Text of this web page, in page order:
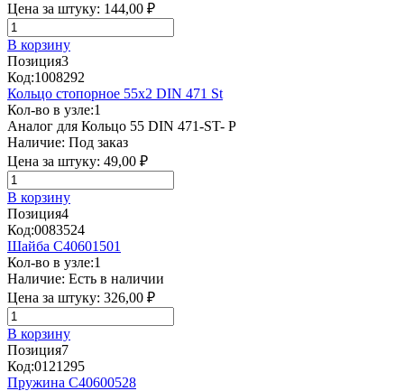
Цена за штуку: 144,00 ₽
В корзину
Позиция3
Код:1008292
Кольцо стопорное 55х2 DIN 471 St
Кол-во в узле:1
Аналог для Кольцо 55 DIN 471-ST- P
Наличие: Под заказ
Цена за штуку: 49,00 ₽
В корзину
Позиция4
Код:0083524
Шайба C40601501
Кол-во в узле:1
Наличие: Есть в наличии
Цена за штуку: 326,00 ₽
В корзину
Позиция7
Код:0121295
Пружина C40600528